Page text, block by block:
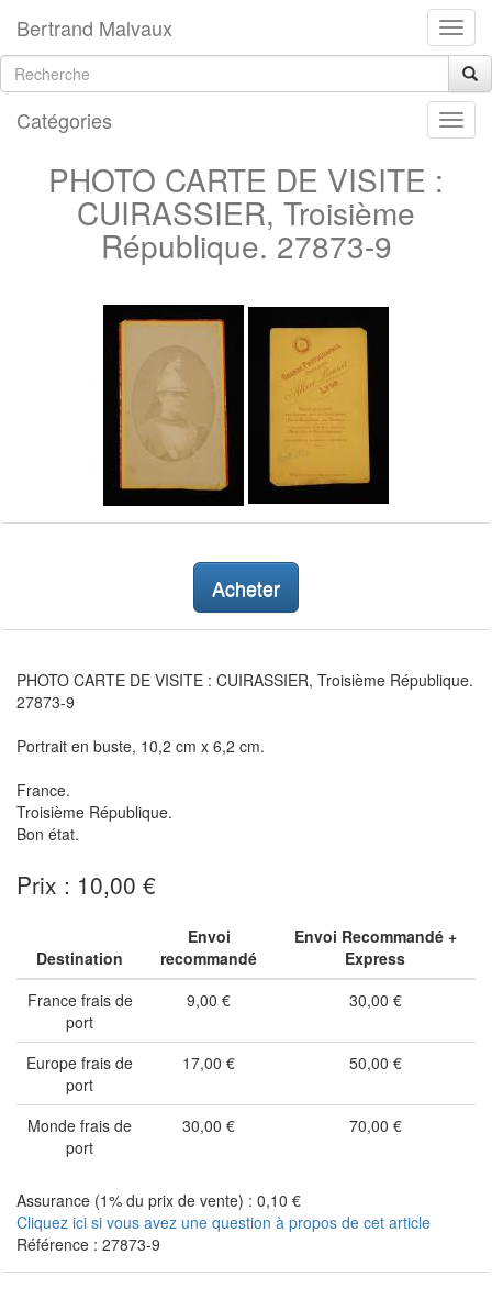
Bertrand Malvaux
Catégories
PHOTO CARTE DE VISITE :
CUIRASSIER, Troisième
République. 27873-9
Acheter
PHOTO CARTE DE VISITE : CUIRASSIER, Troisième République.
27873-9
Portrait en buste, 10,2 cm x 6,2 cm.
France.
Troisième République.
Bon état.
Prix : 10,00 €
Destination
Envoi
recommandé
Envoi Recommandé +
Express
France frais de
port
9,00 € 30,00 €
Europe frais de
port
17,00 € 50,00 €
Monde frais de
port
30,00 € 70,00 €
Assurance (1% du prix de vente) : 0,10 €
Cliquez ici si vous avez une question à propos de cet article
Référence : 27873-9